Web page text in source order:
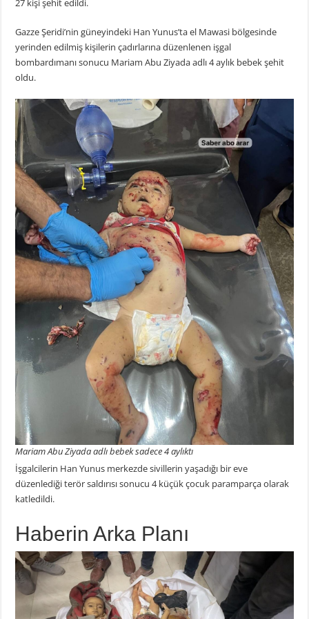
Gazze Şeridi’nin güneyindeki Han Yunus’ta el Mawasi bölgesinde
yerinden edilmiş kişilerin çadırlarına düzenlenen işgal
bombardımanı sonucu Mariam Abu Ziyada adlı 4 aylık bebek şehit
oldu.
Mariam Abu Ziyada adlı bebek sadece 4 aylıktı
İşgalcilerin Han Yunus merkezde sivillerin yaşadığı bir eve
düzenlediği terör saldırısı sonucu 4 küçük çocuk paramparça olarak
katledildi.
Haberin Arka Planı